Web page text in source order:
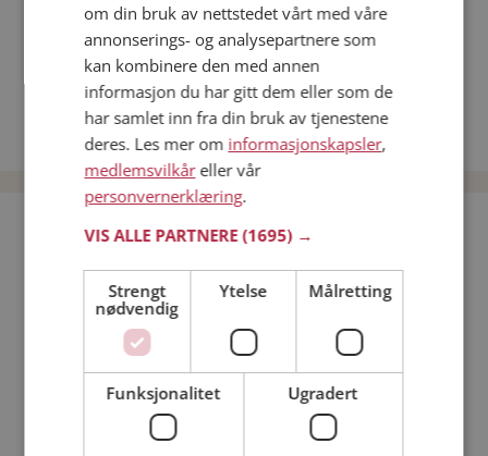
Fler single
Date menn i Norge
Date kvinner i Norge
Bli medlem gratis!
Jeg er en: Mann Kvinne
Min alder:
om din bruk av nettstedet vårt med våre
annonserings- og analysepartnere som
kan kombinere den med annen
informasjon du har gitt dem eller som de
har samlet inn fra din bruk av tjenestene
deres. Les mer om informasjonskapsler,
medlemsvilkåreller vår
personvernerklæring.
VIS ALLE PARTNERE(1695) →
Strengt
nødvendig
Ytelse Målretting
Funksjonalitet Ugradert